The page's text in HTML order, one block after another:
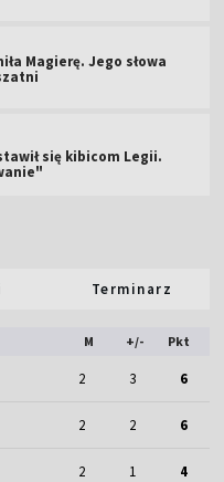
Magierę. Jego słowa
się kibicom Legii.
Terminarz
M +/- Pkt
2 3 6
2 2 6
2 1 4